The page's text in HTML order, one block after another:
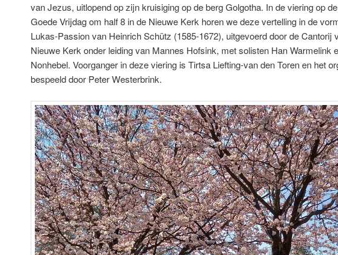
van Jezus, uitlopend op zijn kruisiging op de berg Golgotha. In de viering op
Goede Vrijdag om half 8 in de Nieuwe Kerk horen we deze vertelling in de
Lukas-Passion van Heinrich Schütz (1585-1672), uitgevoerd door de Cantorij
Nieuwe Kerk onder leiding van Mannes Hofsink, met solisten Han Warmelink
Nonhebel. Voorganger in deze viering is Tirtsa Liefting-van den Toren en het
bespeeld door Peter Westerbrink.